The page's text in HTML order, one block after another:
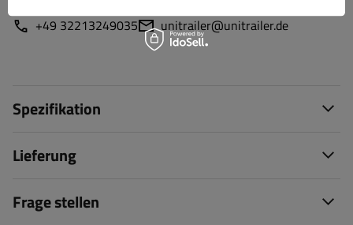
+49 32213249035 unitrailer@unitrailer.de
Spezifikation
Lieferung
Frage stellen